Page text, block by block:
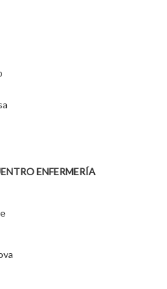
ENFERMERÍA